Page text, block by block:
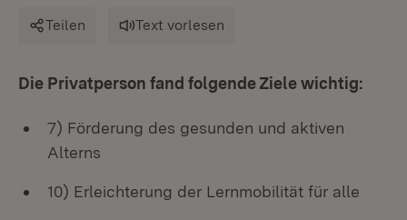
Teilen Text vorlesen
Die Privatperson fand folgende Ziele wichtig:
7) Förderung des gesunden und aktiven
Alterns
10) Erleichterung der Lernmobilität für alle